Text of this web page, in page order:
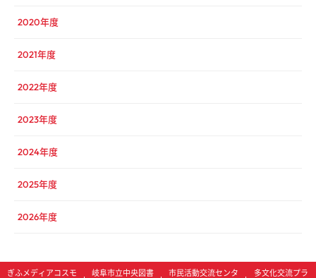
2020年度
2021年度
2022年度
2023年度
2024年度
2025年度
2026年度
ぎふメディアコスモ 岐阜市立中央図書 市民活動交流センタ 多文化交流プラ